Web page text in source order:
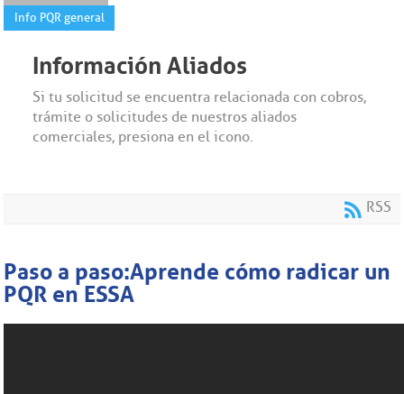
Info PQR general
Información Aliados
Si tu solicitud se encuentra relacionada con cobros,
trámite o solicitudes de nuestros aliados
comerciales, presiona en el icono.
RSS
Paso a paso: Aprende cómo radicar un
PQR en ESSA